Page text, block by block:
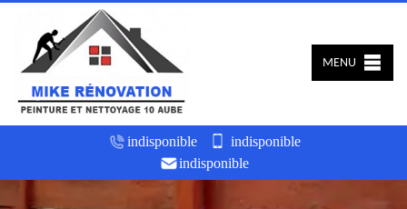
indisponible
indisponible
indisponible
MENU